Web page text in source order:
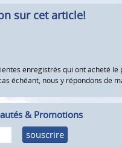
sur cet article!
enregistrés qui ont acheté
échéant, nous y répondons de
& Promotions
souscrire